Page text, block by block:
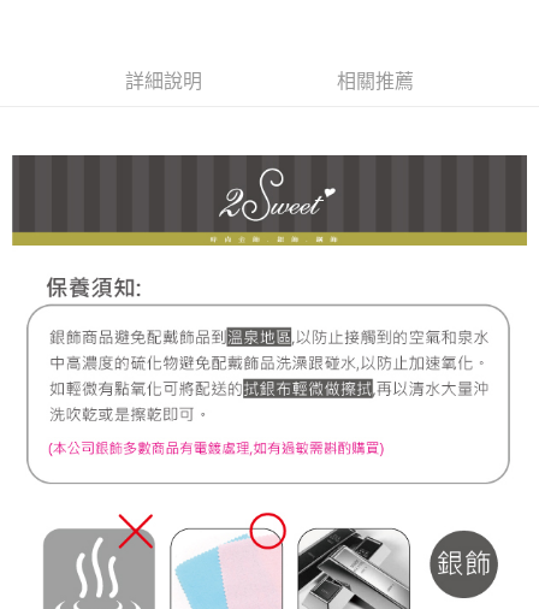
每筆NT$60，滿NT$1,000(含以上)免運費
每筆NT$60，滿NT$1,000(含以上)免運費
宅配
每筆NT$80，滿NT$1,000(含以上)免運費
離島宅配
每筆NT$220，滿NT$3,000(含以上)免運費
詳細說明 相關推薦